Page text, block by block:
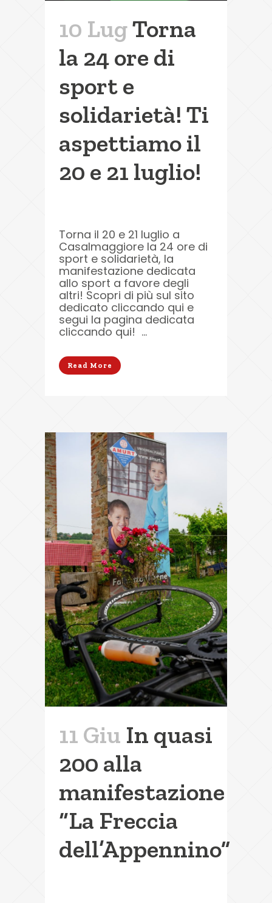
10 LugTorna
la 24 ore di
sport e
solidarietà! Ti
aspettiamo il
20 e 21 luglio!
Torna il 20 e 21 luglio a
Casalmaggiore la 24 ore di
sport e solidarietà, la
manifestazione dedicata
allo sport a favore degli
altri! Scopri di più sul sito
dedicato cliccando qui e
segui la pagina dedicata
cliccando qui! ...
Read More
11 Giu In quasi
200 alla
manifestazione
“La Freccia
dell’Appennino”